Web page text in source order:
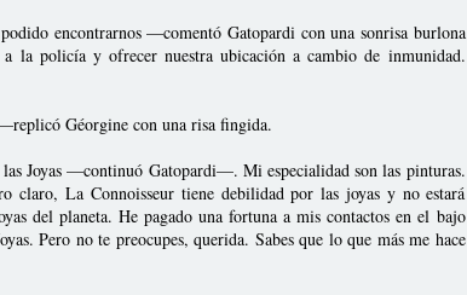
encontrarnos —comentó Gatopardi con una sonrisa burlona
la policía y ofrecer nuestra ubicación a cambio de inmunidad.
Géorgine con una risa fingida.
Joyas —continuó Gatopardi—. Mi especialidad son las pinturas.
claro, La Connoisseur tiene debilidad por las joyas y no estará
del planeta. He pagado una fortuna a mis contactos en el bajo
Pero no te preocupes, querida. Sabes que lo que más me hace